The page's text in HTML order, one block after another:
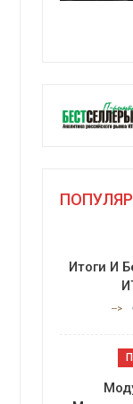
Итоги И
-->